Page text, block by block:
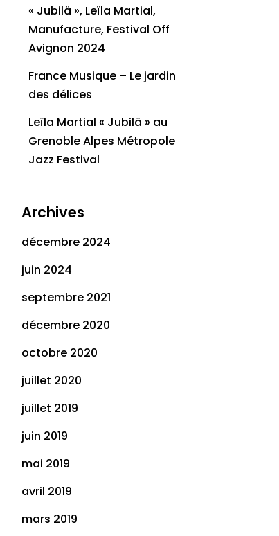
« Jubilä », Leïla Martial,
Manufacture, Festival Off
Avignon 2024
France Musique – Le jardin
des délices
Leïla Martial « Jubilä » au
Grenoble Alpes Métropole
Jazz Festival
Archives
décembre 2024
juin 2024
septembre 2021
décembre 2020
octobre 2020
juillet 2020
juillet 2019
juin 2019
mai 2019
avril 2019
mars 2019